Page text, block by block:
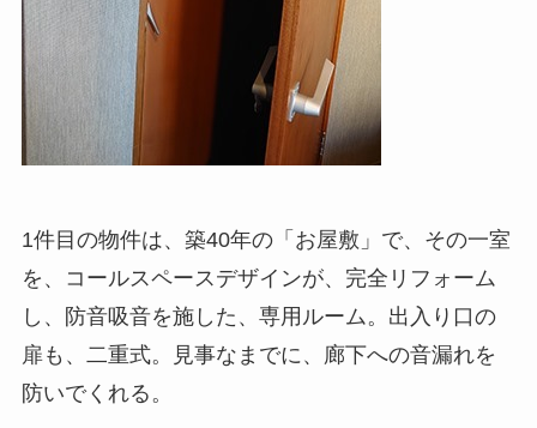
1件目の物件は、築40年の「お屋敷」で、その一室
を、コールスペースデザインが、完全リフォーム
し、防音吸音を施した、専用ルーム。出入り口の
扉も、二重式。見事なまでに、廊下への音漏れを
防いでくれる。